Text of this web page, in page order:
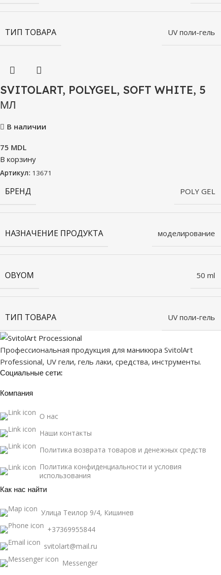
ТИП ТОВАРА UV поли-гель
SVITOLART, POLYGEL, SOFT WHITE, 5
МЛ
В наличии
75 MDL
В корзину
Артикул: 13671
БРЕНД POLY GEL
НАЗНАЧЕНИЕ ПРОДУКТА моделирование
OBYOM 50 ml
ТИП ТОВАРА UV поли-гель
Профессиональная продукция для маникюра SvitolArt
Professional, UV гели, гель лаки, средства, инструменты.
Социальные сети:
Компания
О нас
Наши контакты
Политика возврата товаров и денежных средств
Политика конфиденциальности и условия
использования
Как нас найти
Улица Теилор 9/4, Кишинев
+37369955844
svitolart@mail.ru
Messenger